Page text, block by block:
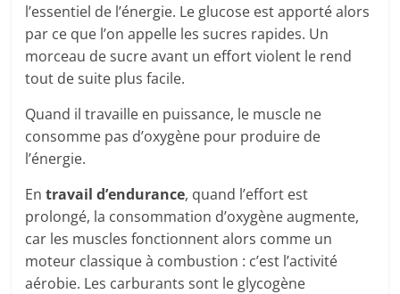
l’essentiel de l’énergie. Le glucose est apporté alors
par ce que l’on appelle les sucres rapides. Un
morceau de sucre avant un effort violent le rend
tout de suite plus facile.
Quand il travaille en puissance, le muscle ne
consomme pas d’oxygène pour produire de
l’énergie.
Entravail d’endurance, quand l’effort est
prolongé, la consommation d’oxygène augmente,
car les muscles fonctionnent alors comme un
moteur classique à combustion : c’est l’activité
aérobie. Les carburants sont le glycogène